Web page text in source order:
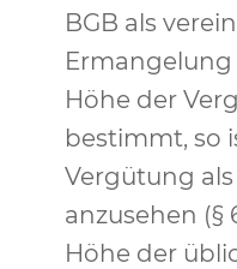
BGB als
Ermangelung
Höhe der
bestimmt, so
Vergütung
anzusehen (§
Höhe der